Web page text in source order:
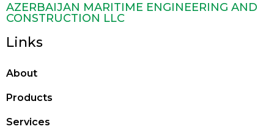
AZERBAIJAN MARITIME ENGINEERING AND
CONSTRUCTION LLC
Links
About
Products
Services